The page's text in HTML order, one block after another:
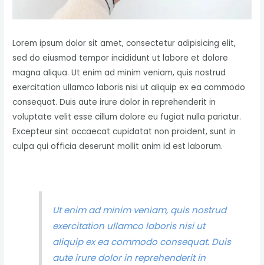
Lorem ipsum dolor sit amet, consectetur adipisicing elit,
sed do eiusmod tempor incididunt ut labore et dolore
magna aliqua. Ut enim ad minim veniam, quis nostrud
exercitation ullamco laboris nisi ut aliquip ex ea commodo
consequat. Duis aute irure dolor in reprehenderit in
voluptate velit esse cillum dolore eu fugiat nulla pariatur.
Excepteur sint occaecat cupidatat non proident, sunt in
culpa qui officia deserunt mollit anim id est laborum.
Ut enim ad minim veniam, quis nostrud
exercitation ullamco laboris nisi ut
aliquip ex ea commodo consequat. Duis
aute irure dolor in reprehenderit in